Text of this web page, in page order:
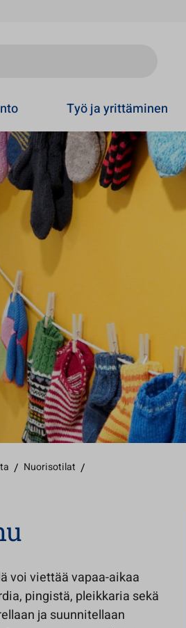
Työ ja yrittäminen
/ Nuorisotilat /
voi viettää vapaa-aikaa
pingistä, pleikkaria sekä
ja suunnitellaan